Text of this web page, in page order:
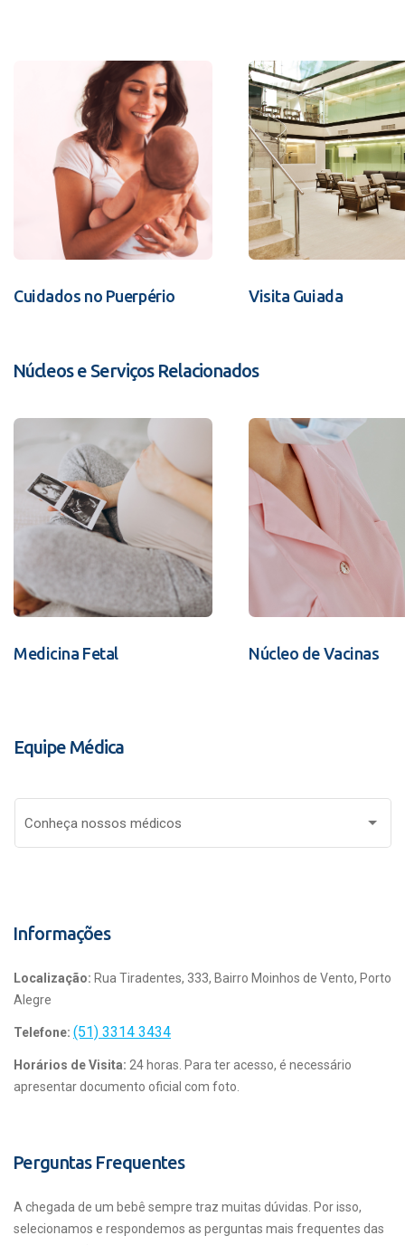
Cuidados no Puerpério Visita Guiada
Núcleos e Serviços Relacionados
Medicina Fetal Núcleo de Vacinas
Equipe Médica
Conheça nossos médicos
Informações
Localização: Rua Tiradentes, 333, Bairro Moinhos de Vento, Porto
Alegre
Telefone: (51) 3314 3434
Horários de Visita: 24 horas. Para ter acesso, é necessário
apresentar documento oficial com foto.
Perguntas Frequentes
A chegada de um bebê sempre traz muitas dúvidas. Por isso,
selecionamos e respondemos as perguntas mais frequentes das